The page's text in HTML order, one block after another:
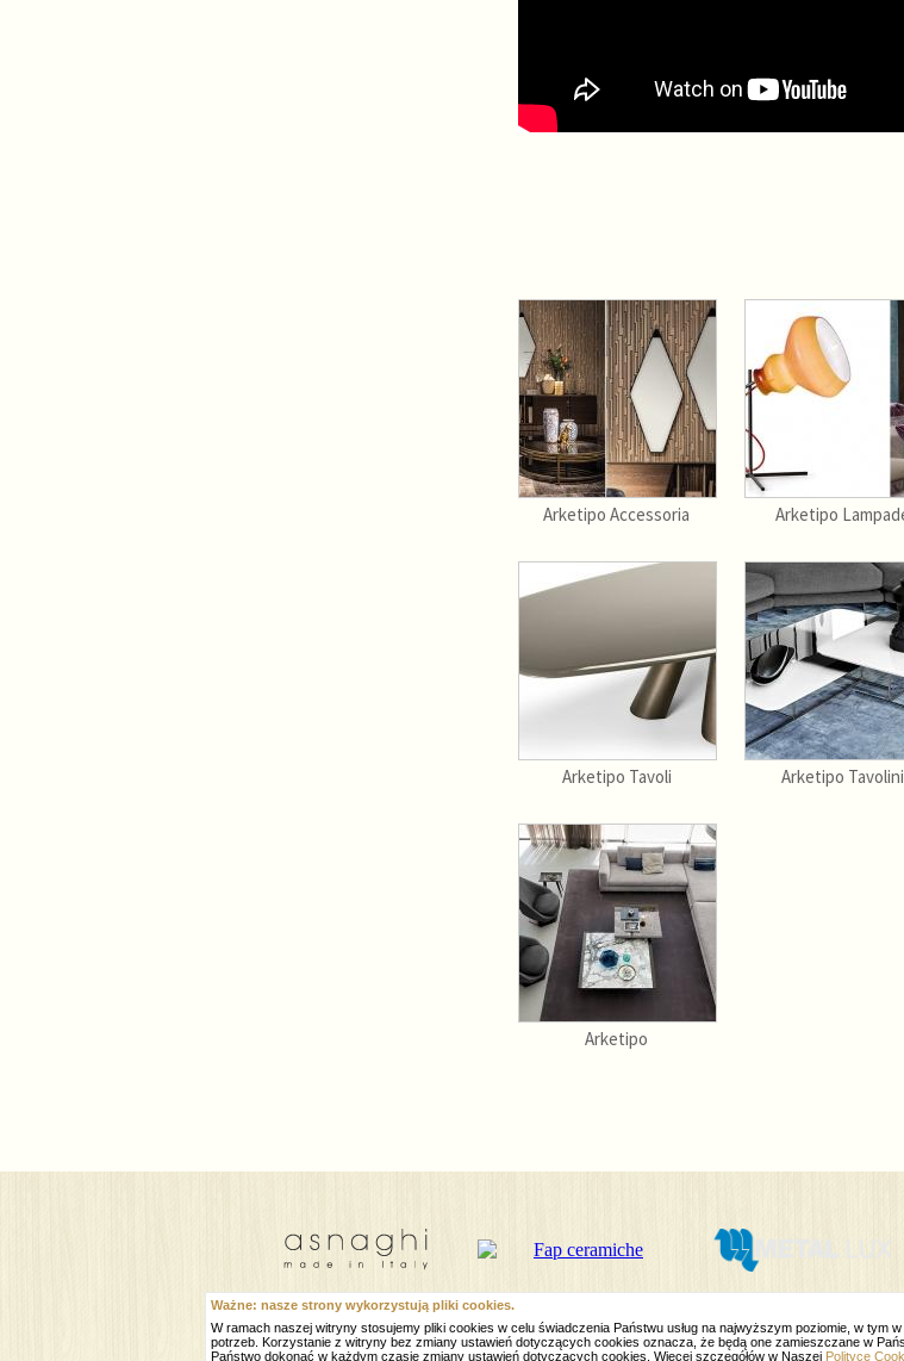
Arketipo Accessoria Arketipo
Arketipo Tavoli Arketipo Tavolini
Arketipo
2004 - 2026 Natalia sp. z o.o.
Ważne: nasze strony wykorzystują pliki cookies.
W ramach naszej witryny stosujemy pliki cookies w celu świadczenia Państwu usług na najwyższym poziomie, w tym
potrzeb. Korzystanie z witryny bez zmiany ustawień dotyczących cookies oznacza, że będą one zamieszczane w
Państwo dokonać w każdym czasie zmiany ustawień dotyczących cookies. Więcej szczegółów w Naszej Polityce